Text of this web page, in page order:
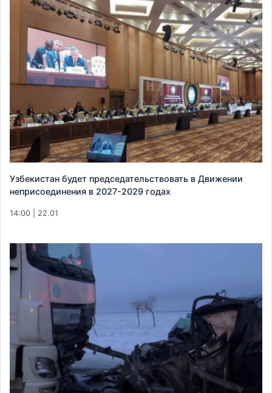
Узбекистан будет председательствовать в Движении
неприсоединения в 2027-2029 годах
14:00 | 22.01